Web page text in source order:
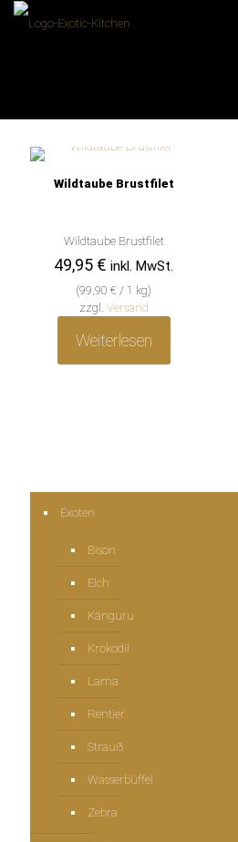
Wildtaube Brustfilet
Wildtaube Brustfilet
49,95 € inkl. MwSt.
(99,90€ / 1 kg)
zzgl. Versand
Weiterlesen
Exoten
Bison
Elch
Känguru
Krokodil
Lama
Rentier
Strauẞ
Wasserbüffel
Zebra